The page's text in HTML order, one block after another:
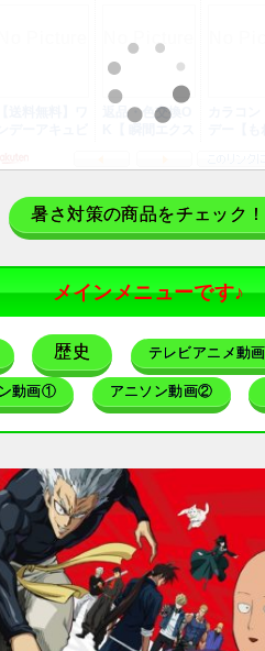
暑さ対策の商品をチェック！
メインメニューです♪
歴史 テレビアニメ動画
動画① アニソン動画②